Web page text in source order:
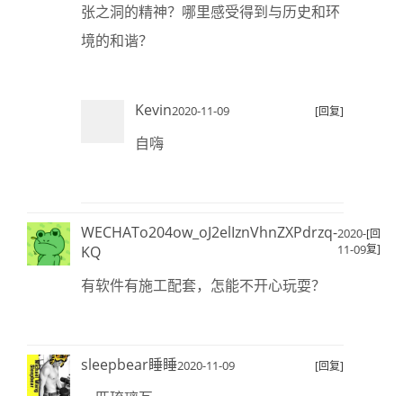
张之洞的精神？哪里感受得到与历史和环
境的和谐？
Kevin2020-11-09 [回复]
自嗨
WECHATo204ow_oJ2elIznVhnZXPdrzq-
KQ
2020-
11-09
[回
复]
有软件有施工配套，怎能不开心玩耍？
sleepbear睡睡2020-11-09 [回复]